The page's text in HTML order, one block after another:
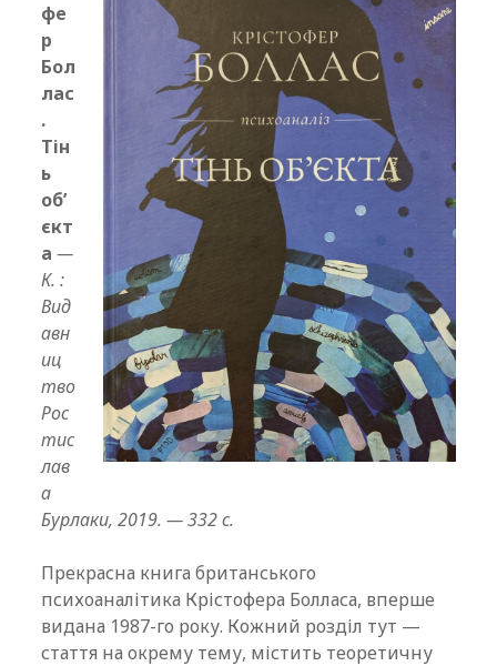
фе
р
Бол
лас
.
Тін
ь
об’
єкт
а —
К. :
Вид
авн
иц
тво
Рос
тис
лав
а
Бурлаки, 2019. — 332 с.
Прекрасна книга британського
психоаналітика Крістофера Болласа, вперше
видана 1987-го року. Кожний розділ тут —
стаття на окрему тему, містить теоретичну